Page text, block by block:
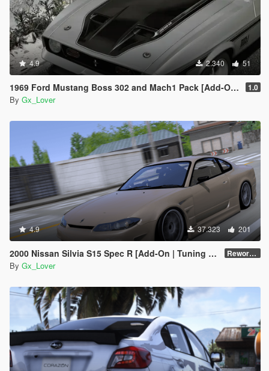
4.9 2.340 51
1969 Ford Mustang Boss 302 and Mach1 Pack [Add-On | Template] 1.0
By Gx_Lover
4.9 37.323 201
2000 Nissan Silvia S15 Spec R [Add-On | Tuning | Template|Debadged] Reworked
By Gx_Lover